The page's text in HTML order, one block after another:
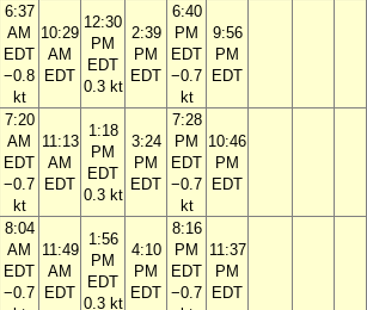
6:37
AM
EDT
−0.8
kt
10:29
AM
EDT
12:30
PM
EDT
0.3 kt
2:39
PM
EDT
6:40
PM
EDT
−0.7
kt
9:56
PM
EDT
7:20
AM
EDT
−0.7
kt
11:13
AM
EDT
1:18
PM
EDT
0.3 kt
3:24
PM
EDT
7:28
PM
EDT
−0.7
kt
10:46
PM
EDT
8:04
AM
EDT
−0.7
11:49
AM
EDT
1:56
PM
EDT
0.3 kt
4:10
PM
EDT
8:16
PM
EDT
−0.7
11:37
PM
EDT